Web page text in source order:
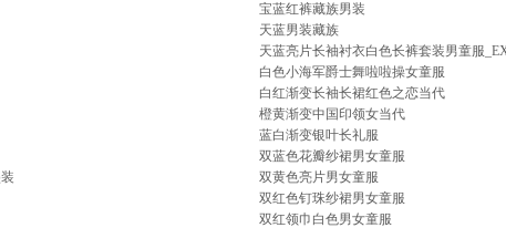
宝蓝红裤藏族男装
天蓝男装藏族
天蓝亮片长袖衬衣白色长裤套装男童服
白色小海军爵士舞啦啦操女童服
白红渐变长袖长裙红色之恋当代
橙黄渐变中国印领女当代
蓝白渐变银叶长礼服
双蓝色花瓣纱裙男女童服
双黄色亮片男女童服
双红色钉珠纱裙男女童服
双红领巾白色男女童服